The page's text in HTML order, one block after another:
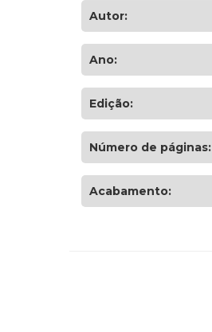
Autor:
Ano:
Edição:
Número de páginas:
Acabamento: